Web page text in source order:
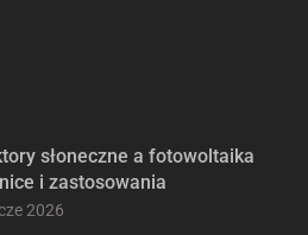
słoneczne a fotowoltaika
i zastosowania
2026